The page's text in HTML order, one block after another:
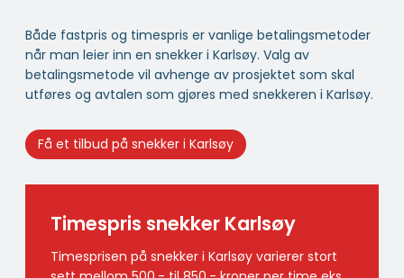
Både fastpris og timespris er vanlige betalingsmetoder
når man leier inn en snekker i Karlsøy. Valg av
betalingsmetode vil avhenge av prosjektet som skal
utføres og avtalen som gjøres med snekkeren i Karlsøy.
Få et tilbud på snekker i Karlsøy
Timespris snekker Karlsøy
Timesprisen på snekker i Karlsøy varierer stort